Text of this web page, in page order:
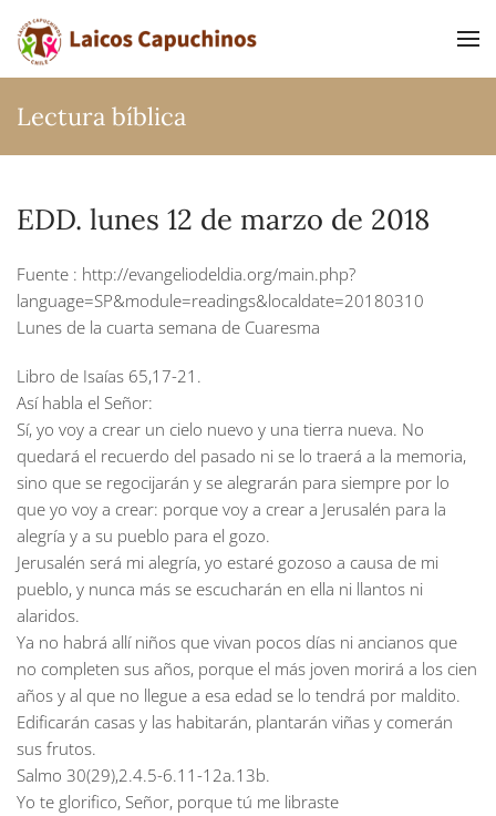
Ir al contenido principal
Lectura bíblica
EDD. lunes 12 de marzo de 2018
Fuente : http://evangeliodeldia.org/main.php?
language=SP&module=readings&localdate=20180310
Lunes de la cuarta semana de Cuaresma
Libro de Isaías 65,17-21.
Así habla el Señor:
Sí, yo voy a crear un cielo nuevo y una tierra nueva. No
quedará el recuerdo del pasado ni se lo traerá a la memoria,
sino que se regocijarán y se alegrarán para siempre por lo
que yo voy a crear: porque voy a crear a Jerusalén para la
alegría y a su pueblo para el gozo.
Jerusalén será mi alegría, yo estaré gozoso a causa de mi
pueblo, y nunca más se escucharán en ella ni llantos ni
alaridos.
Ya no habrá allí niños que vivan pocos días ni ancianos que
no completen sus años, porque el más joven morirá a los cien
años y al que no llegue a esa edad se lo tendrá por maldito.
Edificarán casas y las habitarán, plantarán viñas y comerán
sus frutos.
Salmo 30(29),2.4.5-6.11-12a.13b.
Yo te glorifico, Señor, porque tú me libraste